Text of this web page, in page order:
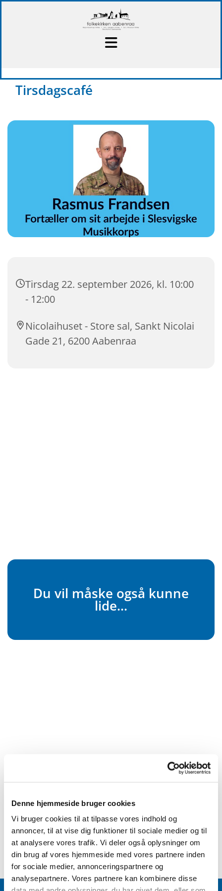
Denne hjemmeside bruger cookies
Vi bruger cookies til at tilpasse vores indhold og
annoncer, til at vise dig funktioner til sociale medier og til
at analysere vores trafik. Vi deler også oplysninger om
din brug af vores hjemmeside med vores partnere inden
for sociale medier, annonceringspartnere og
analysepartnere. Vores partnere kan kombinere disse
Tirsdagscafé
Tirsdag 22. september 2026, kl. 10:00
- 12:00
Nicolaihuset - Store sal, Sankt Nicolai
Gade 21, 6200 Aabenraa
Du vil måske også kunne
lide...